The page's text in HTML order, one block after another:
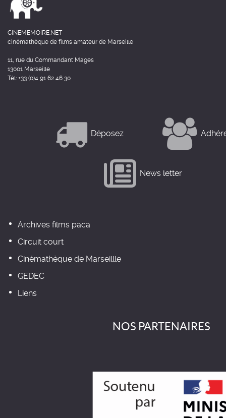
CINEMEMOIRE.NET
cinémathèque de films amateur de Marseille
11, rue du Commandant Mages
13001 Marseille
Tél: +33 (0)4 91 62 46 30
Déposez
News letter
Archives films paca
Circuit court
Cinémathèque de Marseillle
GEDEC
Liens
NOS PARTENAIRES